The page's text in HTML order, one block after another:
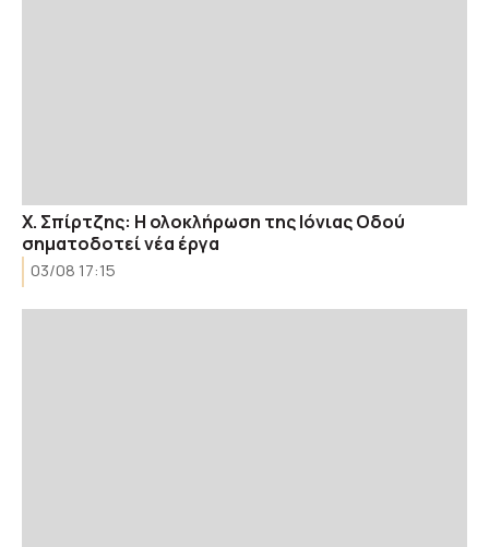
Χ. Σπίρτζης: Η ολοκλήρωση της Ιόνιας Οδού
σηματοδοτεί νέα έργα
03/08 17:15